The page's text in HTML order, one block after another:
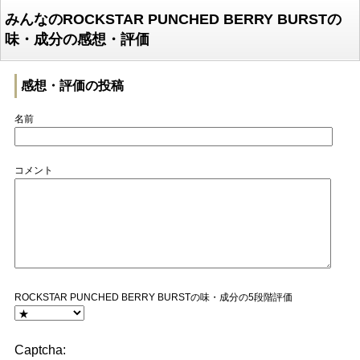
みんなのROCKSTAR PUNCHED BERRY BURSTの
味・成分の感想・評価
感想・評価の投稿
名前
コメント
ROCKSTAR PUNCHED BERRY BURSTの味・成分の5段階評価
Captcha: